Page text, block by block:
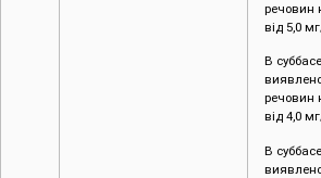
речовин
від 5,0
В
речовин
від 4,0
В